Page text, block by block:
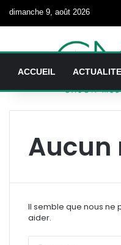
dimanche 9, août 2026
ACCUEIL ACTUALITE
Aucun
Il semble que nous ne
aider.